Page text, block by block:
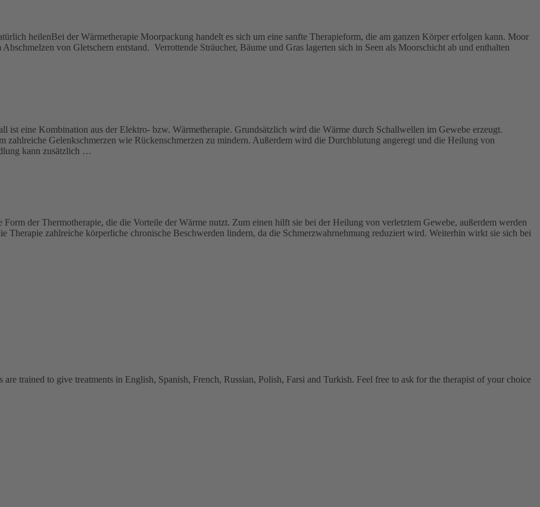
heilenBei der Wärmetherapie Moorpackung handelt es sich um eine sanfte Therapieform, die am ganzen Körper erfolgen kann. Moor
von Gletschern entstand. Verrottende Sträucher, Bäume und Gras lagerten sich in Seen als Moorschicht ab und enthalten
ist eine Kombination aus der Elektro- bzw. Wärmetherapie. Grundsätzlich wird die Wärme durch Schallwellen im Gewebe erzeugt.
zahlreiche Gelenkschmerzen wie Rückenschmerzen zu mindern. Außerdem wird die Durchblutung angeregt und die Heilung von
kann zusätzlich …
der Thermotherapie, die die Vorteile der Wärme nutzt. Zum einen hilft sie bei der Heilung von verletztem Gewebe, außerdem werden
Therapie zahlreiche körperliche chronische Beschwerden lindern, da die Schmerzwahrnehmung reduziert wird. Weiterhin wirkt sie sich bei
are trained to give treatments in English, Spanish, French, Russian, Polish, Farsi and Turkish. Feel free to ask for the therapist of your choice